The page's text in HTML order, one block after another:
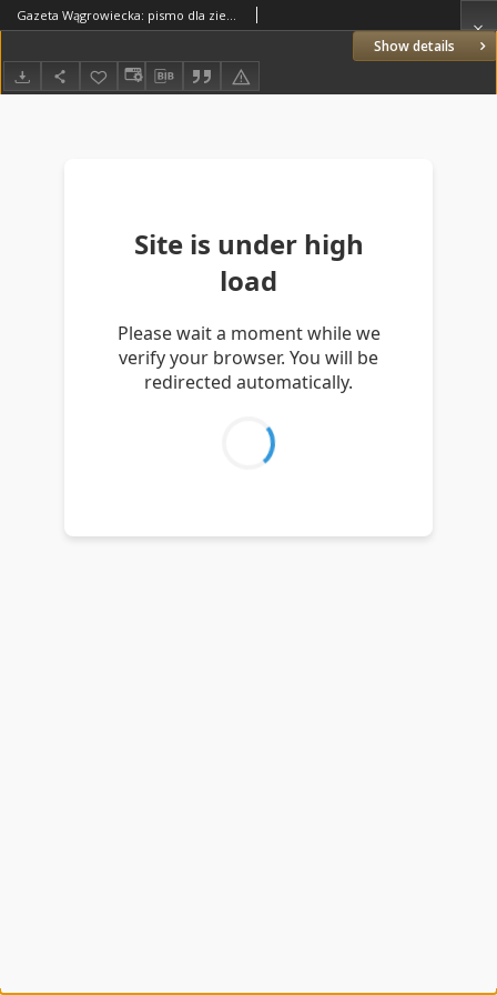
Show details
Gazeta Wągrowiecka: pismo dla ziemi pałuckiej 1926.12.09 R.6 Nr147